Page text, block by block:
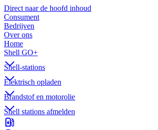
Direct naar de hoofd inhoud
Consument
Bedrijven
Over ons
Home
Shell GO+
Shell-stations
Elektrisch opladen
Brandstof en motorolie
Shell stations afmelden